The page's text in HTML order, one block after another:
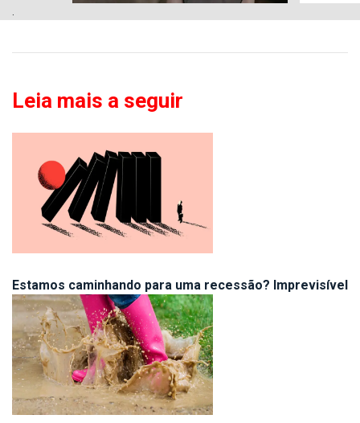
Leia mais a seguir
Estamos caminhando para uma recessão? Imprevisível